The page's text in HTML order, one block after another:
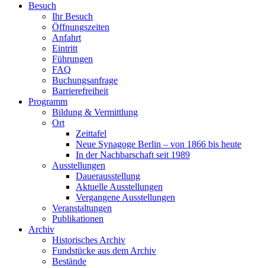
Besuch
Ihr Besuch
Öffnungszeiten
Anfahrt
Eintritt
Führungen
FAQ
Buchungsanfrage
Barrierefreiheit
Programm
Bildung & Vermittlung
Ort
Zeittafel
Neue Synagoge Berlin – von 1866 bis heute
In der Nachbarschaft seit 1989
Ausstellungen
Dauerausstellung
Aktuelle Ausstellungen
Vergangene Ausstellungen
Veranstaltungen
Publikationen
Archiv
Historisches Archiv
Fundstücke aus dem Archiv
Bestände